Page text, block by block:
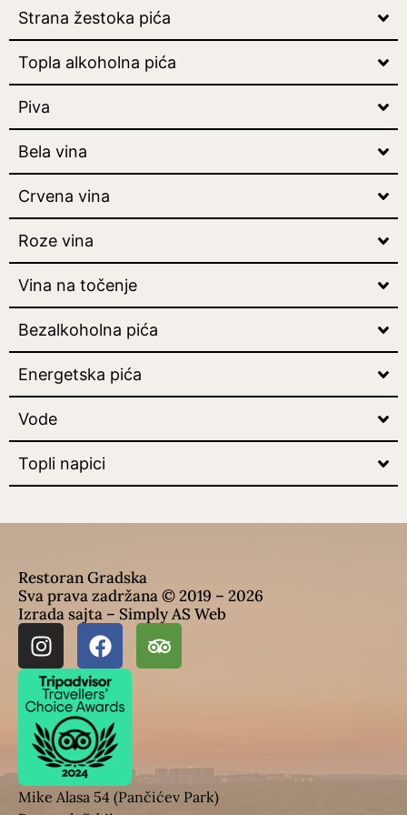
Strana žestoka pića
Topla alkoholna pića
Piva
Bela vina
Crvena vina
Roze vina
Vina na točenje
Bezalkoholna pića
Energetska pića
Vode
Topli napici
Restoran Gradska
Sva prava zadržana © 2019 – 2026
Izrada sajta – Simply AS Web
Mike Alasa 54 (Pančićev Park)